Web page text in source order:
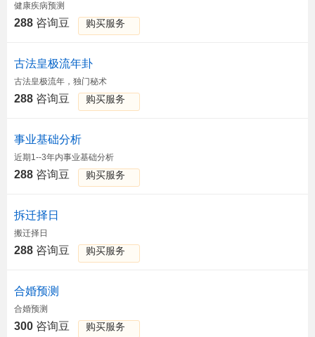
健康疾病预测
288 咨询豆 购买服务
古法皇极流年卦
古法皇极流年，独门秘术
288 咨询豆 购买服务
事业基础分析
近期1--3年内事业基础分析
288 咨询豆 购买服务
拆迁择日
搬迁择日
288 咨询豆 购买服务
合婚预测
合婚预测
300 咨询豆 购买服务